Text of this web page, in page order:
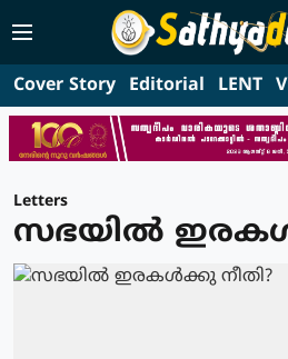
Cover Story Editorial LENT
Letters
സഭയില്‍